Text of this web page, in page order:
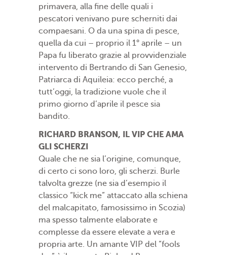
primavera, alla fine delle quali i
pescatori venivano pure scherniti dai
compaesani. O da una spina di pesce,
quella da cui – proprio il 1° aprile – un
Papa fu liberato grazie al provvidenziale
intervento di Bertrando di San Genesio,
Patriarca di Aquileia: ecco perché, a
tutt’oggi, la tradizione vuole che il
primo giorno d’aprile il pesce sia
bandito.
RICHARD BRANSON, IL VIP CHE AMA
GLI SCHERZI
Quale che ne sia l’origine, comunque,
di certo ci sono loro, gli scherzi. Burle
talvolta grezze (ne sia d’esempio il
classico “kick me” attaccato alla schiena
del malcapitato, famosissimo in Scozia)
ma spesso talmente elaborate e
complesse da essere elevate a vera e
propria arte. Un amante VIP del “fools